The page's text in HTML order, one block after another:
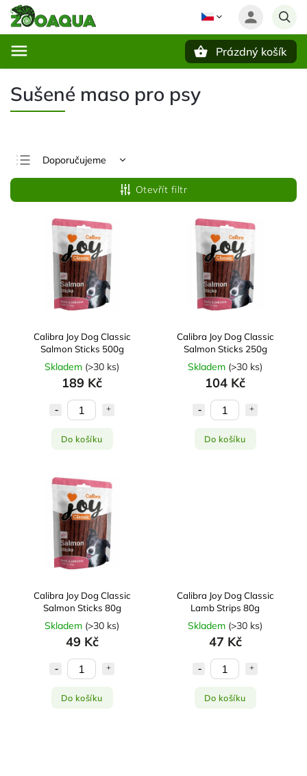
Prázdný košík
Sušené maso pro psy
Doporučujeme
Nejlevnější
Nejdražší
Nejprodávanější
Abecedně
Otevřít filtr
Calibra Joy Dog Classic
Salmon Sticks 500g
Skladem (>30 ks)
189 Kč
Do košíku
Calibra Joy Dog Classic
Salmon Sticks 250g
Skladem (>30 ks)
104 Kč
Do košíku
Calibra Joy Dog Classic
Salmon Sticks 80g
Skladem (>30 ks)
49 Kč
Do košíku
Calibra Joy Dog Classic
Lamb Strips 80g
Skladem (>30 ks)
47 Kč
Do košíku